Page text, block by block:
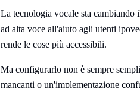
La tecnologia vocale sta
ad alta voce all'aiuto agli utenti
rende le cose più accessibili.
Ma configurarlo non è sempre
mancanti o un'implementazione